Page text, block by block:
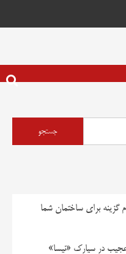
گزینه برای ساختمان شما
در سیارک «نیسا»